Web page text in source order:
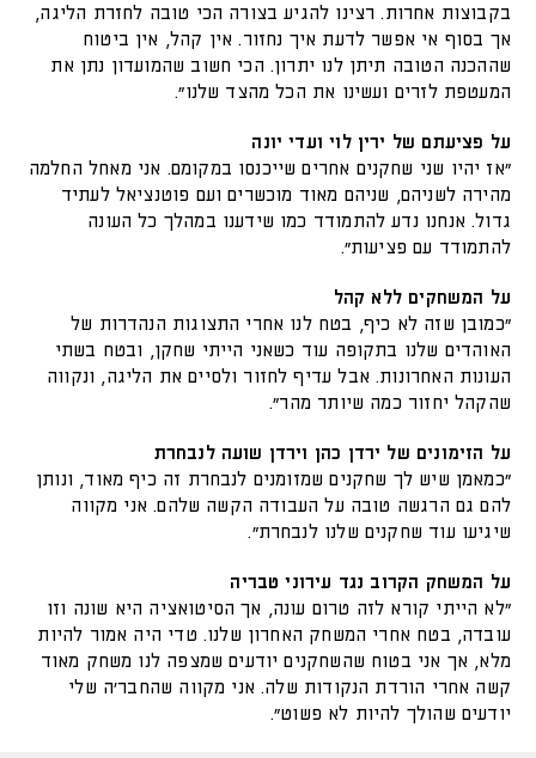
בקבוצות אחרות. רצינו להגיע בצורה הכי טובה לחזרת הליגה,
אך בסוף אי אפשר לדעת איך נחזור. אין קהל, אין ביטוח
שההכנה הטובה תיתן לנו יתרון. הכי חשוב שהמועדון נתן את
המעטפת לזרים ועשינו את הכל מהצד שלנו”.
על פציעתם של ירין לוי ועדי יונה
”אז יהיו שני שחקנים אחרים שייכנסו במקומם. אני מאחל החלמה
מהירה לשניהם, שניהם מאוד מוכשרים ועם פוטנציאל לעתיד
גדול. אנחנו נדע להתמודד כמו שידענו במהלך כל העונה
להתמודד עם פציעות”.
על המשחקים ללא קהל
”כמובן שזה לא כיף, בטח לנו אחרי התצוגות הנהדרות של
האוהדים שלנו בתקופה עוד כשאני הייתי שחקן, ובטח בשתי
העונות האחרונות. אבל עדיף לחזור ולסיים את הליגה, ונקווה
שהקהל יחזור כמה שיותר מהר”.
על הזימונים של ירדן כהן וירדן שועה לנבחרת
”כמאמן שיש לך שחקנים שמזומנים לנבחרת זה כיף מאוד, ונותן
להם גם הרגשה טובה על העבודה הקשה שלהם. אני מקווה
שיגיעו עוד שחקנים שלנו לנבחרת”.
על המשחק הקרוב נגד עירוני טבריה
”לא הייתי קורא לזה טרום עונה, אך הסיטואציה היא שונה וזו
עובדה, בטח אחרי המשחק האחרון שלנו. טדי היה אמור להיות
מלא, אך אני בטוח שהשחקנים יודעים שמצפה לנו משחק מאוד
קשה אחרי הורדת הנקודות שלה. אני מקווה שהחבר’ה שלי
יודעים שהולך להיות לא פשוט”.